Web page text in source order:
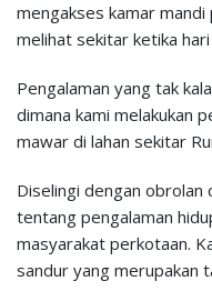
mengakses kamar
melihat sekitar ketika
Pengalaman yang tak
dimana kami melakukan
mawar di lahan sekitar
Diselingi dengan obrolan
tentang pengalaman
masyarakat perkotaan.
sandur yang merupakan